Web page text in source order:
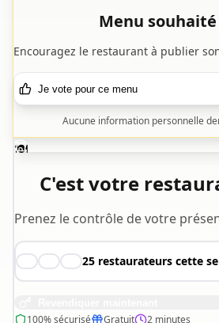
Menu souhaité
Encouragez le restaurant à publier
Je vote pour ce menu
Aucune information personnelle
🍽️
C'est votre
Prenez le contrôle de votre
👨‍🍳 👩‍🍳 🧑‍🍳25 restaurateurs cette
100% sécurisé Gratuit 2 minutes